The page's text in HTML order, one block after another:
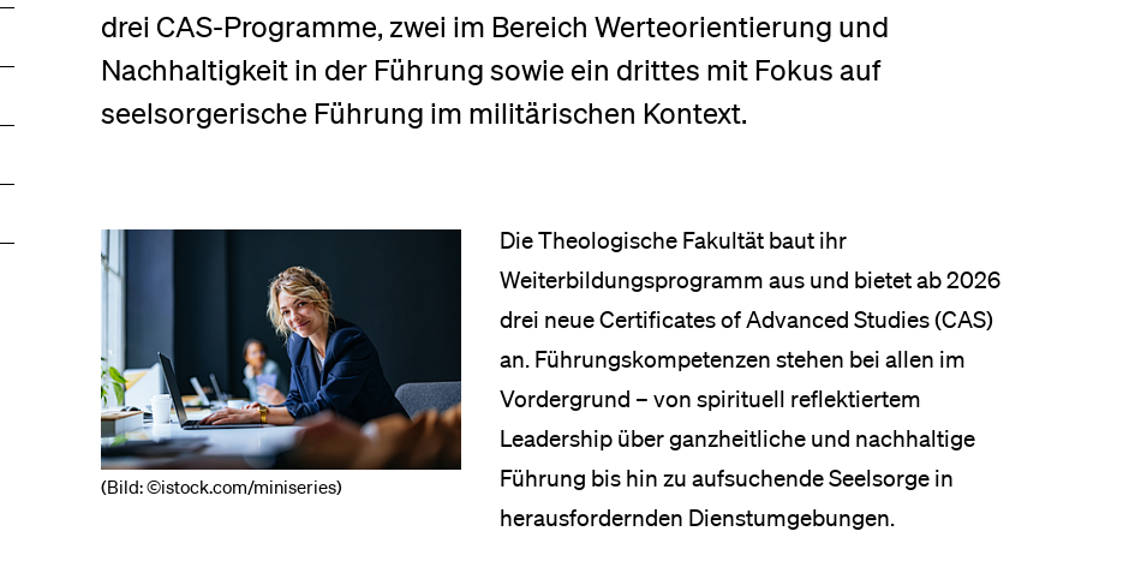
drei CAS-Programme, zwei im Bereich Werteorientierung und
Nachhaltigkeit in der Führung sowie ein drittes mit Fokus auf
seelsorgerische Führung im militärischen Kontext.
(Bild: ©istock.com/miniseries)
Die Theologische Fakultät baut ihr
Weiterbildungsprogramm aus und bietet ab 2026
drei neue Certificates of Advanced Studies (CAS)
an. Führungskompetenzen stehen bei allen im
Vordergrund – von spirituell reflektiertem
Leadership über ganzheitliche und nachhaltige
Führung bis hin zu aufsuchende Seelsorge in
herausfordernden Dienstumgebungen.
Mitarbeitende
Alumni
Stellensuchende
Förderer
Anmeldung und Zulassung